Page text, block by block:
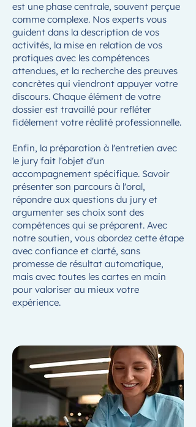
est une phase centrale, souvent perçue
comme complexe. Nos experts vous
guident dans la description de vos
activités, la mise en relation de vos
pratiques avec les compétences
attendues, et la recherche des preuves
concrètes qui viendront appuyer votre
discours. Chaque élément de votre
dossier est travaillé pour refléter
fidèlement votre réalité professionnelle.
Enfin, la préparation à l'entretien avec
le jury fait l'objet d'un
accompagnement spécifique. Savoir
présenter son parcours à l'oral,
répondre aux questions du jury et
argumenter ses choix sont des
compétences qui se préparent. Avec
notre soutien, vous abordez cette étape
avec confiance et clarté, sans
promesse de résultat automatique,
mais avec toutes les cartes en main
pour valoriser au mieux votre
expérience.